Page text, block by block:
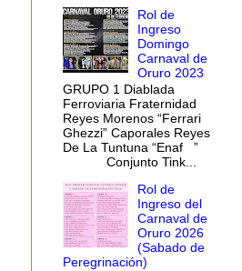
Rol de
Ingreso
Domingo
Carnaval de
Oruro 2023
GRUPO 1 Diablada
Ferroviaria Fraternidad
Reyes Morenos “Ferrari
Ghezzi” Caporales Reyes
De La Tuntuna “Enaf ”
Conjunto Tink...
Rol de
Ingreso del
Carnaval de
Oruro 2026
(Sabado de
Peregrinación)